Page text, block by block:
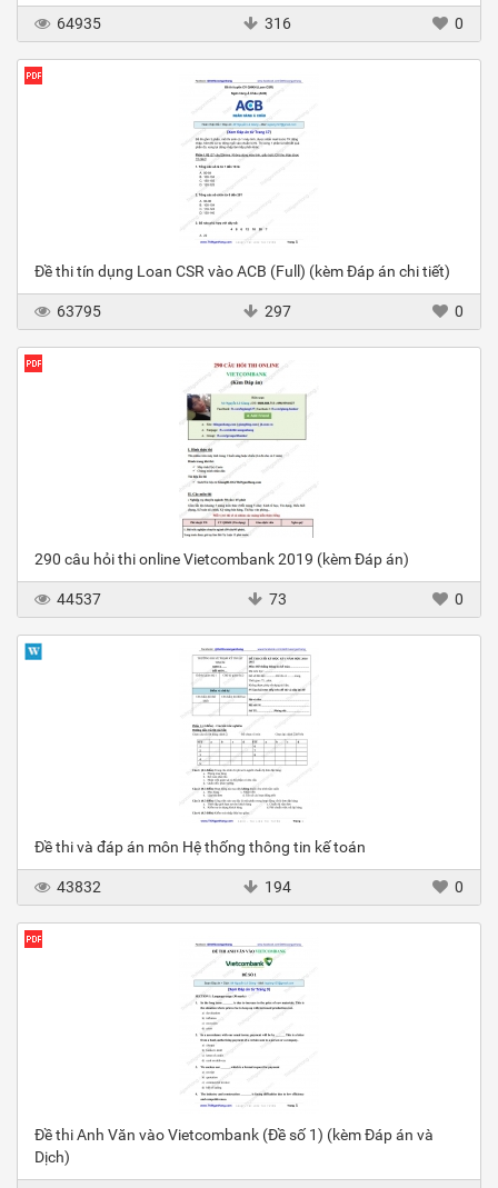
64935 316 0
Đề thi tín dụng Loan CSR vào ACB (Full) (kèm Đáp án chi tiết)
63795 297 0
290 câu hỏi thi online Vietcombank 2019 (kèm Đáp án)
44537 73 0
Đề thi và đáp án môn Hệ thống thông tin kế toán
43832 194 0
Đề thi Anh Văn vào Vietcombank (Đề số 1) (kèm Đáp án và
Dịch)